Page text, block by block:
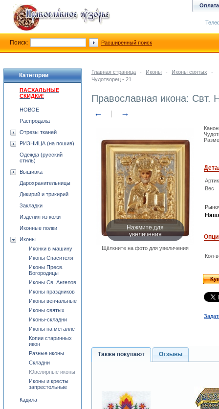
Главная страница - Иконы - Иконы святых
-
Чудотворец - 21
Православная икона: Свт.
← →
Нажмите для
увеличения
Щёлкните на фото для увеличения
Вес
Кол-
Также покупают Отзывы
Категории
ПАСХАЛЬНЫЕ
СКИДКИ!
НОВОЕ
Распродажа
Отрезы тканей
РИЗНИЦА (на пошив)
Одежда (русский
стиль)
Вышивка
Дарохранительницы
Дикирий и трикирий
Закладки
Изделия из кожи
Иконные полки
Иконы
Иконки в машину
Иконы Спасителя
Иконы Пресв.
Богородицы
Иконы Св. Ангелов
Иконы праздников
Иконы венчальные
Иконы святых
Иконы-складни
Иконы на металле
Копии старинных
икон
Разные иконы
Складни
Ювелирные иконы
Иконы и кресты
запрестольные
Кадила
Оплата
Поиск: Расширенный поиск